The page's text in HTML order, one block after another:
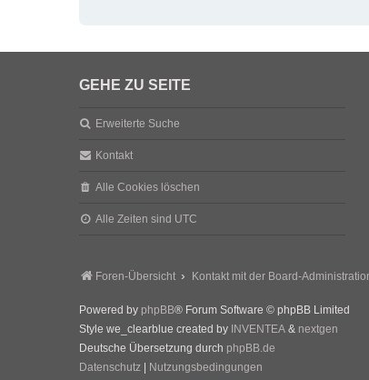
GEHE ZU SEITE
Erweiterte Suche
Kontakt
Alle Cookies löschen
Alle Zeiten sind UTC
Foren-Übersicht Kontakt mit der Board-
Powered by phpBB® Forum Software © phpBB Limited
Style we_clearblue created by INVENTEA & nextgen
Deutsche Übersetzung durch phpBB.de
Datenschutz
Nutzungsbedingungen